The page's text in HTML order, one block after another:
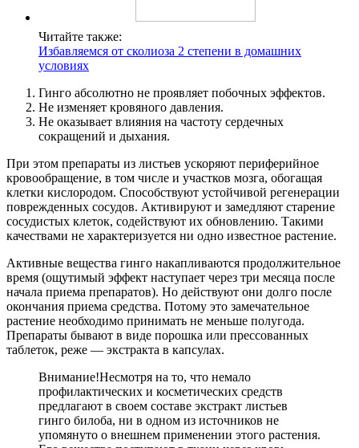
Читайте также:
Избавляемся от сколиоза 2 степени в домашних
условиях
Гинго абсолютно не проявляет побочных эффектов.
Не изменяет кровяного давления.
Не оказывает влияния на частоту сердечных
сокращений и дыхания.
При этом препараты из листьев ускоряют периферийное
кровообращение, в том числе и участков мозга, обогащая
клетки кислородом. Способствуют устойчивой регенерации
поврежденных сосудов. Активируют и замедляют старение
сосудистых клеток, содействуют их обновлению. Такими
качествами не характеризуется ни одно известное растение.
Активные вещества гинго накапливаются продолжительное
время (ощутимый эффект наступает через три месяца после
начала приема препаратов). Но действуют они долго после
окончания приема средства. Потому это замечательное
растение необходимо принимать не меньше полугода.
Препараты бывают в виде порошка или прессованных
таблеток, реже — экстракта в капсулах.
Внимание!Несмотря на то, что немало
профилактических и косметических средств
предлагают в своем составе экстракт листьев
гинго билоба, ни в одном из источников не
упомянуто о внешнем применении этого растения.